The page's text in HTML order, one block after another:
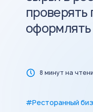
проверять
8 минут на
#Ресторанный